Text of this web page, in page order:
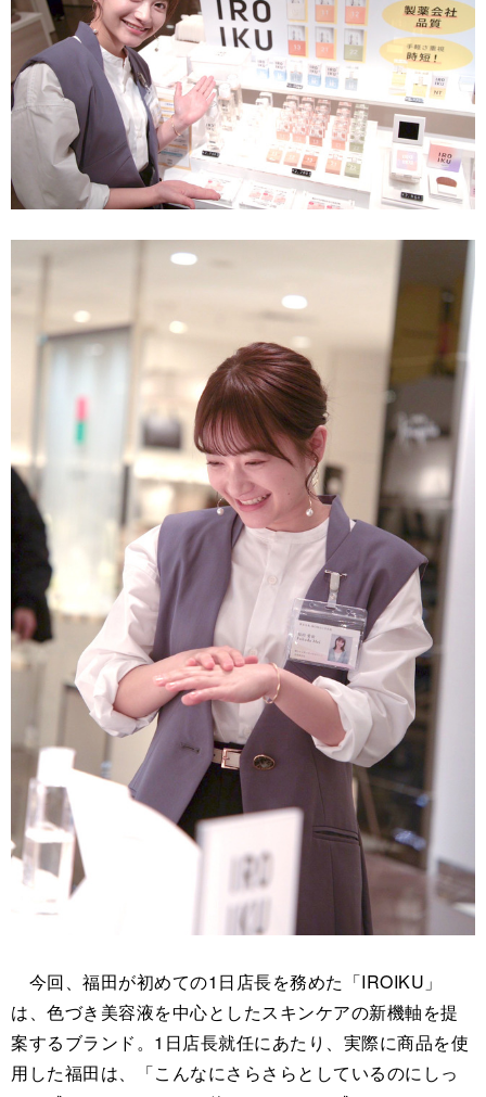
今回、福田が初めての1日店長を務めた「IROIKU」
は、色づき美容液を中心としたスキンケアの新機軸を提
案するブランド。1日店長就任にあたり、実際に商品を使
用した福田は、「こんなにさらさらとしているのにしっ